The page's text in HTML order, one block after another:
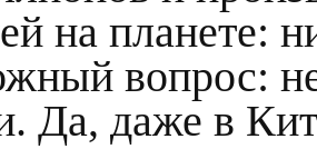
на планете:
вопрос:
Да, даже в